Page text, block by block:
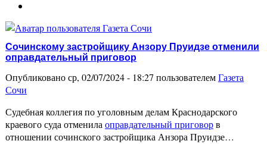
Сочинскому застройщику Анзору Пруидзе отменили
оправдательный приговор
Опубликовано ср, 02/07/2024 - 18:27 пользователемГазета
Сочи
Судебная коллегия по уголовным делам Краснодарского
краевого суда отменилаоправдательный приговорв
отношении сочинского застройщика Анзора Пруидзе…